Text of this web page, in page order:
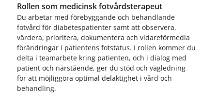
Rollen som medicinsk fotvårdsterapeut
Du arbetar med förebyggande och behandlande
fotvård för diabetespatienter samt att observera,
värdera, prioritera, dokumentera och vidareförmedla
förändringar i patientens fotstatus. I rollen kommer du
delta i teamarbete kring patienten, och i dialog med
patient och närstående, ger du stöd och vägledning
för att möjliggöra optimal delaktighet i vård och
behandling.